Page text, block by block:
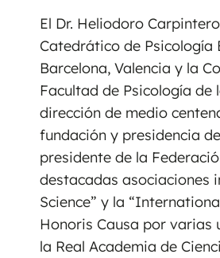
El Dr. Heliodoro
Catedrático de Psicología
Barcelona, Valencia y la
Facultad de Psicología
dirección de medio
fundación y presidencia
presidente de la
destacadas asociaciones
Science” y la
Honoris Causa por varias
la Real Academia de